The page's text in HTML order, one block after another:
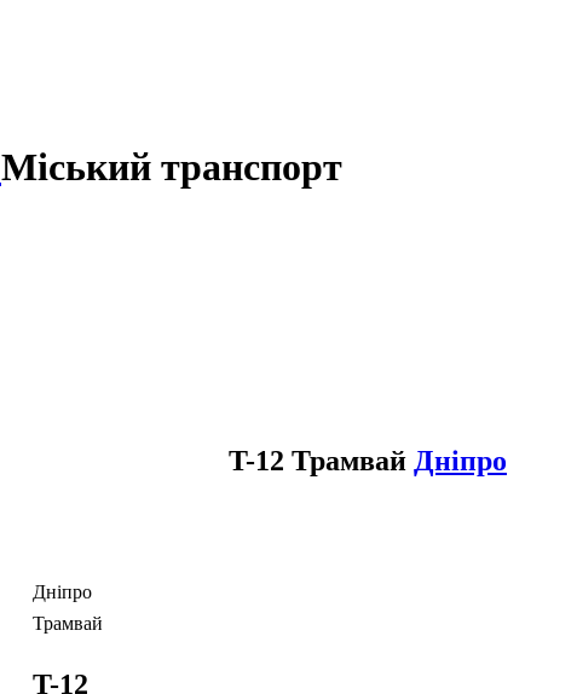
Міський транспорт
T-12 Трамвай Дніпро
Дніпро
Трамвай
T-12